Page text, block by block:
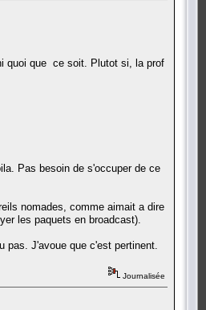
quoi que ce soit. Plutot si, la prof
Pas besoin de s'occuper de ce
nomades, comme aimait a dire
les paquets en broadcast).
J'avoue que c'est pertinent.
Journalisée